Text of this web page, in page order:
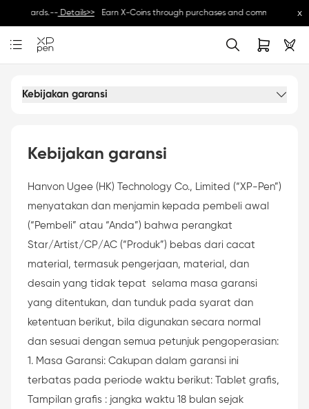
rewards.--Details>> Earn X-Coins through purchases and community x
Kebijakan garansi
Kebijakan garansi
Hanvon Ugee (HK) Technology Co., Limited (“XP-Pen”)
menyatakan dan menjamin kepada pembeli awal
(“Pembeli” atau “Anda”) bahwa perangkat
Star/Artist/CP/AC (“Produk”) bebas dari cacat
material, termasuk pengerjaan, material, dan
desain yang tidak tepat selama masa garansi
yang ditentukan, dan tunduk pada syarat dan
ketentuan berikut, bila digunakan secara normal
dan sesuai dengan semua petunjuk pengoperasian:
1. Masa Garansi: Cakupan dalam garansi ini
terbatas pada periode waktu berikut: Tablet grafis,
Tampilan grafis : jangka waktu 18 bulan sejak